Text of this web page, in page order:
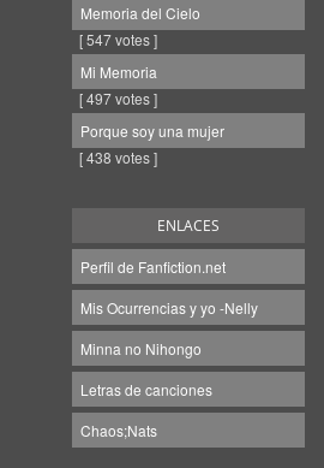
Memoria del Cielo
[ 547 votes ]
Mi Memoria
[ 497 votes ]
Porque soy una mujer
[ 438 votes ]
ENLACES
Perfil de Fanfiction.net
Mis Ocurrencias y yo -Nelly
Minna no Nihongo
Letras de canciones
Chaos;Nats